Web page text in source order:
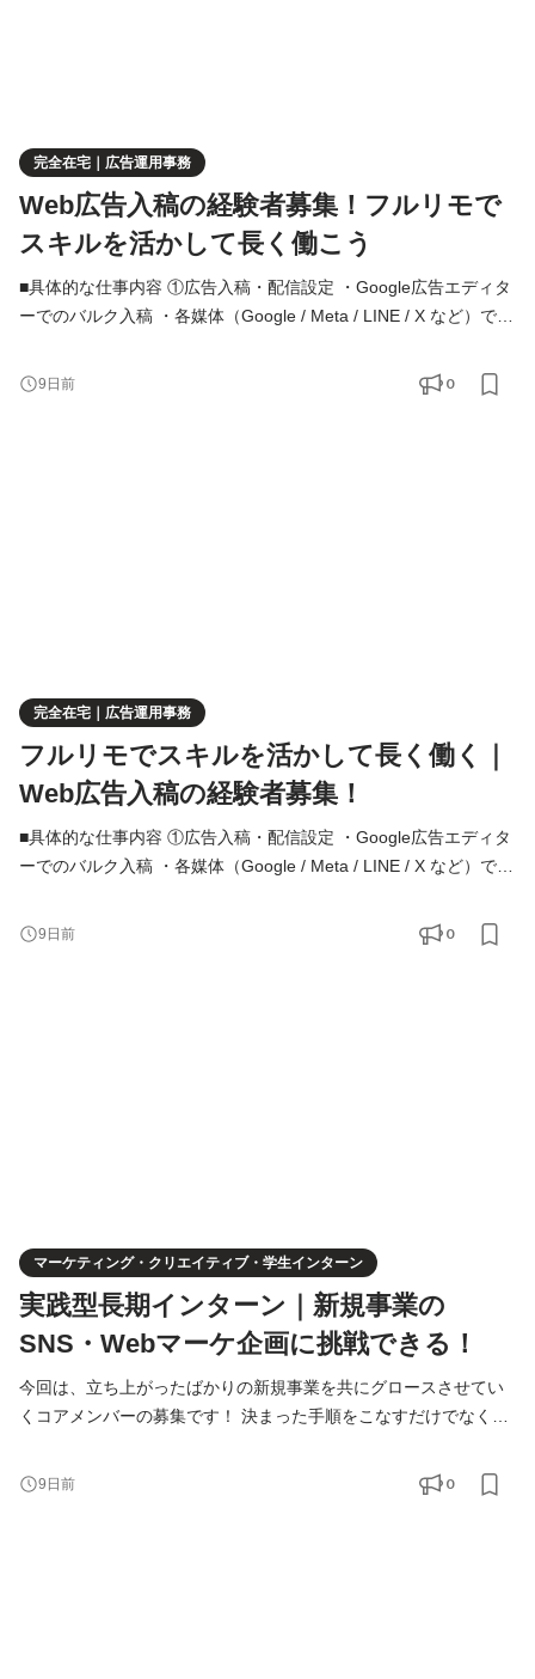
完全在宅｜広告運用事務
Web広告入稿の経験者募集！フルリモで
スキルを活かして長く働こう
■具体的な仕事内容 ①広告入稿・配信設定 ・Google広告エディタ
ーでのバルク入稿 ・各媒体（Google / Meta / LINE / X など）での
いた、広告運用成果の日次／週次レポート作成 ・入稿・レポート
9日前 0
完全在宅｜広告運用事務
フルリモでスキルを活かして長く働く｜
Web広告入稿の経験者募集！
■具体的な仕事内容 ①広告入稿・配信設定 ・Google広告エディタ
ーでのバルク入稿 ・各媒体（Google / Meta / LINE / X など）での
いた、広告運用成果の日次／週次レポート作成 ・入稿・レポート
9日前 0
マーケティング・クリエイティブ・学生インターン
実践型長期インターン｜新規事業の
SNS・Webマーケ企画に挑戦できる！
今回は、立ち上がったばかりの新規事業を共にグロースさせてい
くコアメンバーの募集です！ 決まった手順をこなすだけでなく、
実行していく。ゼロから事業を大きくしていく、一番面白くて熱
量の高いフェーズを共に味わいましょう！新規事業ならではの
9日前 0